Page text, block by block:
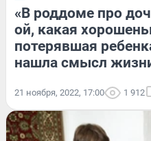
«В роддоме про
ой, какая
потерявшая
нашла смысл
21 ноября, 2022, 17:00 1 912